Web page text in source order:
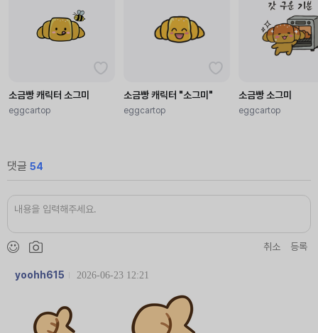
소금빵 캐릭터 소그미
eggcartop
소금빵 캐릭터 "소그미"
eggcartop
소금빵 소그미
eggcartop
댓글 54
취소 등록
yoohh615 2026-06-23 12:21